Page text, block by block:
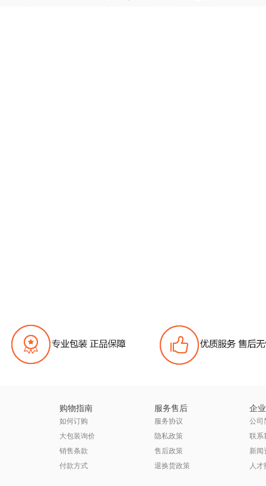
购物指南
如何订购
大包装询价
销售条款
付款方式
服务售后
服务协议
隐私政策
售后政策
退换货政策
企
公司
联系
新闻
人才